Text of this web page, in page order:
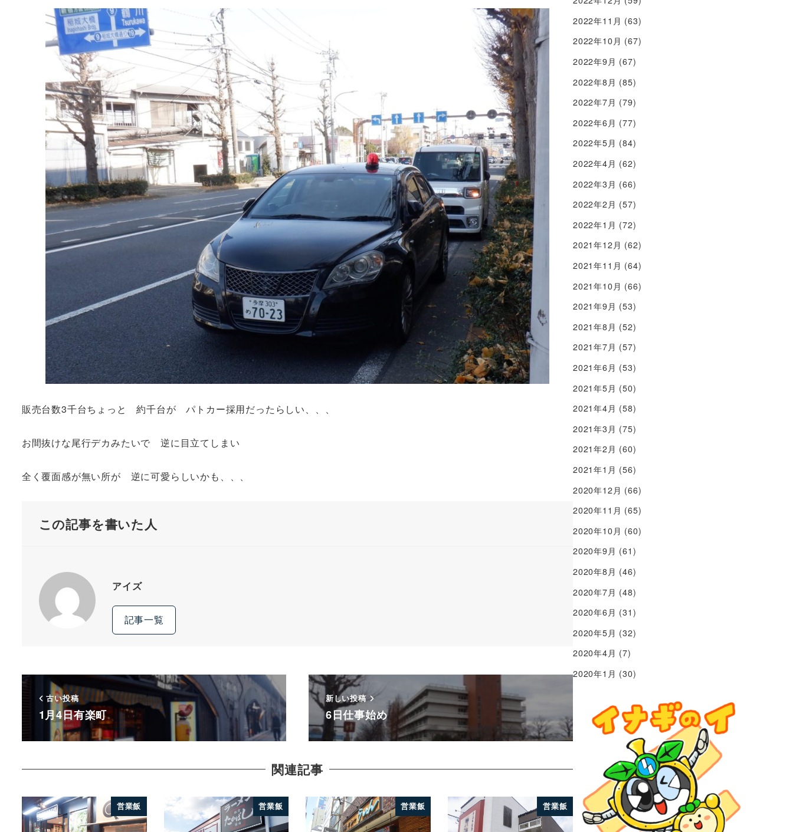
販売台数3千台ちょっと 約千台が パトカー採用だったらしい、、、
お間抜けな尾行デカみたいで 逆に目立てしまい
全く覆面感が無い所が 逆に可愛らしいかも、、、
この記事を書いた人
アイズ
記事一覧
古い投稿
1月4日有楽町
新しい投稿
6日仕事始め
関連記事
営業飯 営業飯 営業飯 営業飯
2022年11月 (63)
2022年10月 (67)
2022年9月 (67)
2022年8月 (85)
2022年7月 (79)
2022年6月 (77)
2022年5月 (84)
2022年4月 (62)
2022年3月 (66)
2022年2月 (57)
2022年1月 (72)
2021年12月 (62)
2021年11月 (64)
2021年10月 (66)
2021年9月 (53)
2021年8月 (52)
2021年7月 (57)
2021年6月 (53)
2021年5月 (50)
2021年4月 (58)
2021年3月 (75)
2021年2月 (60)
2021年1月 (56)
2020年12月 (66)
2020年11月 (65)
2020年10月 (60)
2020年9月 (61)
2020年8月 (46)
2020年7月 (48)
2020年6月 (31)
2020年5月 (32)
2020年4月 (7)
2020年1月 (30)